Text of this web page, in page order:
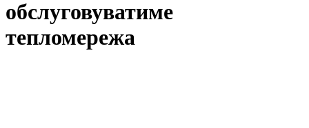
обслуговуватиме
тепломережа